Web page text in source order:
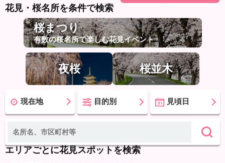
花見・桜名所を条件で検索
桜まつり
有数の桜名所で楽しむ花見イベント
夜桜 桜並木
現在地 目的別 見頃日
エリアごとに花見スポットを検索